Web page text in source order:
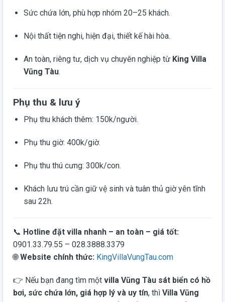
Sức chứa lớn, phù hợp nhóm 20–25 khách.
Nội thất tiện nghi, hiện đại, thiết kế hài hòa.
An toàn, riêng tư, dịch vụ chuyên nghiệp từ King Villa
Vũng Tàu.
Phụ thu & lưu ý
Phụ thu khách thêm: 150k/người.
Phụ thu giờ: 400k/giờ.
Phụ thu thú cưng: 300k/con.
Khách lưu trú cần giữ vệ sinh và tuân thủ giờ yên tĩnh
sau 22h.
📞 Hotline đặt villa nhanh – an toàn – giá tốt:
0901.33.79.55 – 028.3888.3379
🌐Website chính thức: KingVillaVungTau.com
👉 Nếu bạn đang tìm một villa Vũng Tàu sát biển có hồ
bơi, sức chứa lớn, giá hợp lý và uy tín, thì Villa Vũng